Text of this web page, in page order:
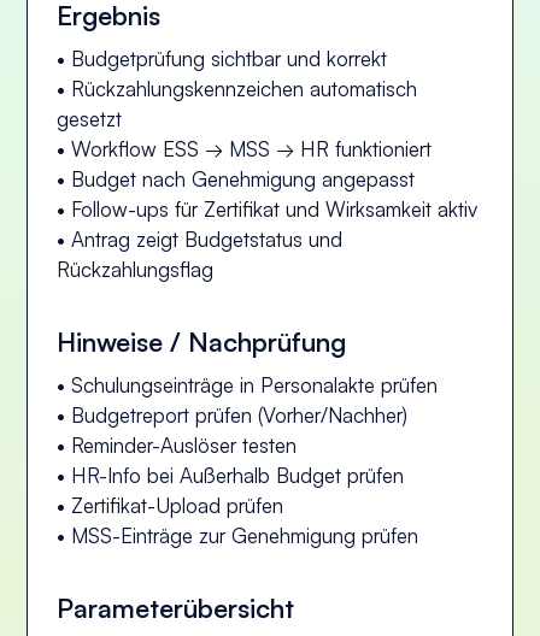
Ergebnis
• Budgetprüfung sichtbar und korrekt
• Rückzahlungskennzeichen automatisch
gesetzt
• Workflow ESS → MSS → HR funktioniert
• Budget nach Genehmigung angepasst
• Follow-ups für Zertifikat und Wirksamkeit aktiv
• Antrag zeigt Budgetstatus und
Rückzahlungsflag
Hinweise / Nachprüfung
• Schulungseinträge in Personalakte prüfen
• Budgetreport prüfen (Vorher/Nachher)
• Reminder-Auslöser testen
• HR-Info bei Außerhalb Budget prüfen
• Zertifikat-Upload prüfen
• MSS-Einträge zur Genehmigung prüfen
Parameterübersicht